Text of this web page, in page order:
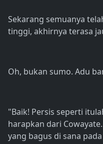
Sekarang semuanya
tinggi, akhirnya terasa
Oh, bukan sumo. Adu
"Baik! Persis seperti
harapkan dari
yang bagus di sana